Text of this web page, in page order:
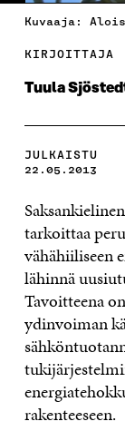
Kuvaaja:
KIRJOITTAJA
Tuula
JULKAISTU
22.05.2013
tarkoittaa
vähähiiliseen
lähinnä
Tavoitteena
ydinvoiman
rakenteeseen.